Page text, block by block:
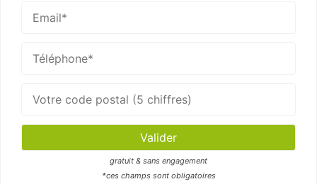
gratuit & sans engagement
*ces champs sont obligatoires